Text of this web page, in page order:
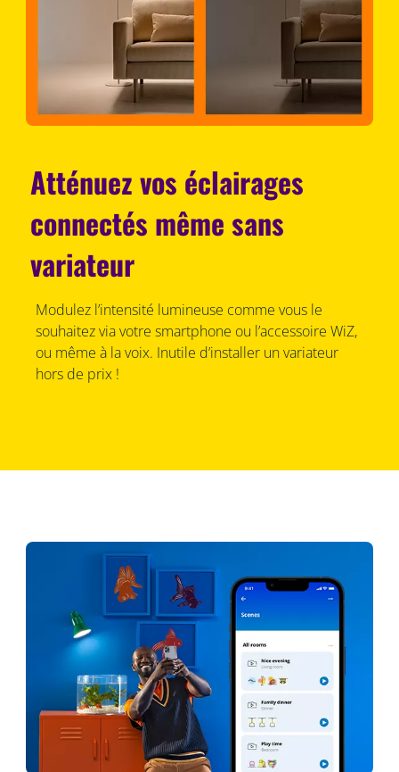
Atténuez vos éclairages
connectés même sans
variateur
Modulez l’intensité lumineuse comme vous le
souhaitez via votre smartphone ou l’accessoire WiZ,
ou même à la voix. Inutile d’installer un variateur
hors de prix !